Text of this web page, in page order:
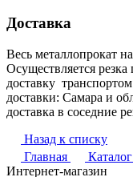
Доставка
Весь металлопрокат
Осуществляется
доставку
доставки: Самара и
доставка в соседние
Назад к списку
Главная
Каталог
Интернет-магазин